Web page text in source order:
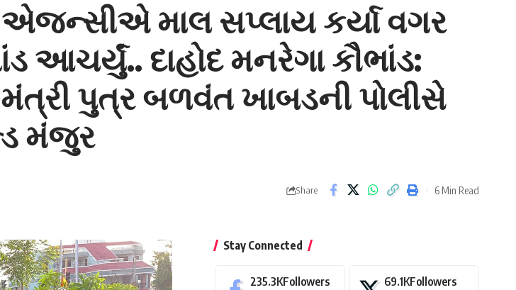
માલ સપ્લાય કર્યા વગર
આચર્યું.. દાહોદ મનરેગા કૌભાંડ:
પુત્ર બળવંત ખાબડની પોલીસે
મંજુર
Share 6 Min Read
Stay Connected
235.3KFollowers 69.1KFollowers